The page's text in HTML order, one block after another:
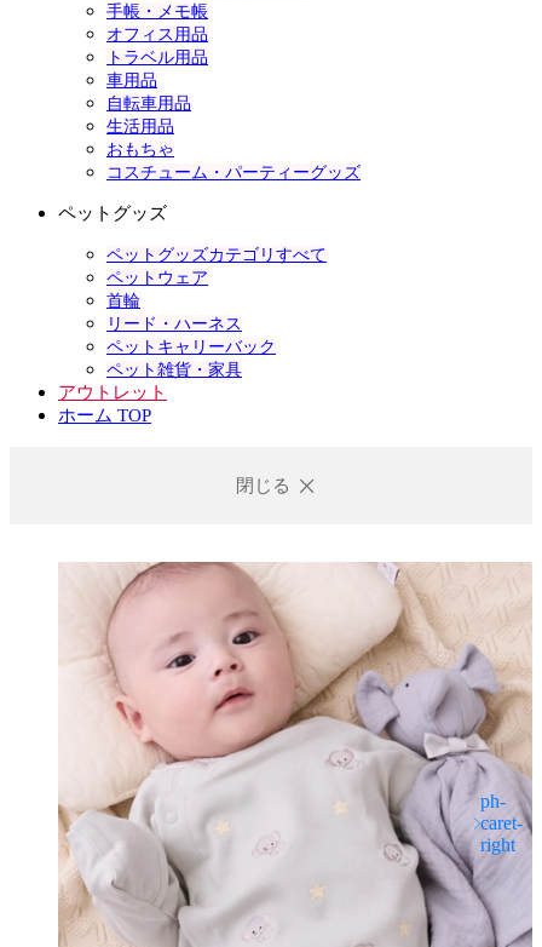
手帳・メモ帳
オフィス用品
トラベル用品
車用品
自転車用品
生活用品
おもちゃ
コスチューム・パーティーグッズ
ペットグッズ
ペットグッズカテゴリすべて
ペットウェア
首輪
リード・ハーネス
ペットキャリーバック
ペット雑貨・家具
アウトレット
ホーム TOP
閉じる